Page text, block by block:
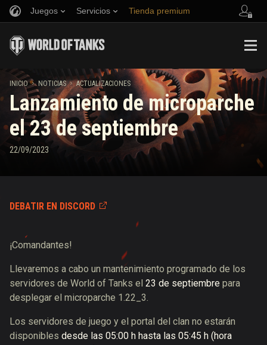
Juegos Servicios Tienda premium
Música
Política de juego limpio
Game Center de Wargaming.net
Guía de las entregas de suministros de Twitch
Reclutar a un amigo
Discord
Centro de mods
Media
INICIO NOTICIAS ACTUALIZACIONES
Lanzamiento de microparche
el 23 de septiembre
22/09/2023
DEBATIR EN DISCORD
¡Comandantes!
Llevaremos a cabo un mantenimiento programado de los
servidores de World of Tanks el 23 de septiembre para
desplegar el microparche 1.22_3.
Los servidores de juego y el portal del clan no estarán
disponibles desde las 05:00 h hasta las 05:45 h (hora